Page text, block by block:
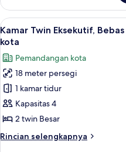
types
cannot
be
chosen)
Kamar
Eksekutif,
Bebas
Asap
(Room
types
cannot
be
chosen)
Lihat
semua
foto
untuk
Kamar
Twin
Eksekutif,
Bebas
Asap
Rokok,
11
Kamar Twin Eksekutif,
kota
Pemandangan kota
18 meter persegi
1 kamar tidur
Kapasitas 4
2 twin Besar
Rincian selengkapnya
Rincian